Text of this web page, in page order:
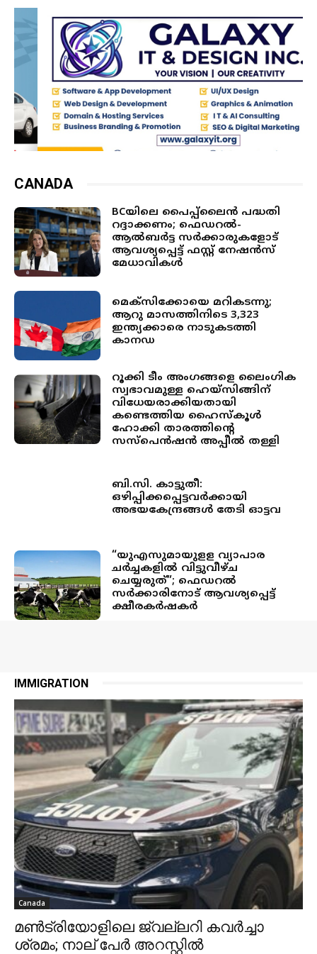
CANADA
BCയിലെ പൈപ്പ്ലൈന്‍ പദ്ധതി
റദ്ദാക്കണം; ഫെഡറല്‍-
ആല്‍ബര്‍ട്ട സര്‍ക്കാരുകളോട്
ആവശ്യപ്പെട്ട് ഫസ്റ്റ് നേഷന്‍സ്
മേധാവികള്‍
മെക്‌സിക്കോയെ മറികടന്നു;
ആറു മാസത്തിനിടെ 3,323
ഇന്ത്യക്കാരെ നാടുകടത്തി
കാനഡ
റൂക്കി ടീം അംഗങ്ങളെ ലൈംഗിക
സ്വഭാവമുള്ള ഹെയ്‌സിങ്ങിന്
വിധേയരാക്കിയതായി
കണ്ടെത്തിയ ഹൈസ്‌കൂൾ
ഹോക്കി താരത്തിന്റെ
സസ്പെൻഷൻ അപ്പീൽ തള്ളി
ബി.സി. കാട്ടുതീ:
ഒഴിപ്പിക്കപ്പെട്ടവർക്കായി
അഭയകേന്ദ്രങ്ങൾ തേടി ഓട്ടവ
“യുഎസുമായുളള വ്യാപാര
ചര്‍ച്ചകളില്‍ വിട്ടുവീഴ്ച
ചെയ്യരുത്”; ഫെഡറല്‍
സര്‍ക്കാരിനോട് ആവശ്യപ്പെട്ട്
ക്ഷീരകര്‍ഷകര്‍
IMMIGRATION
Canada
മൺട്രിയോളിലെ ജ്വല്ലറി കവർച്ചാ
ശ്രമം; നാല് പേർ അറസ്റ്റിൽ